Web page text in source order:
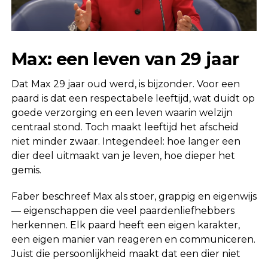
Max: een leven van 29 jaar
Dat Max 29 jaar oud werd, is bijzonder. Voor een
paard is dat een respectabele leeftijd, wat duidt op
goede verzorging en een leven waarin welzijn
centraal stond. Toch maakt leeftijd het afscheid
niet minder zwaar. Integendeel: hoe langer een
dier deel uitmaakt van je leven, hoe dieper het
gemis.
Faber beschreef Max als stoer, grappig en eigenwijs
— eigenschappen die veel paardenliefhebbers
herkennen. Elk paard heeft een eigen karakter,
een eigen manier van reageren en communiceren.
Juist die persoonlijkheid maakt dat een dier niet